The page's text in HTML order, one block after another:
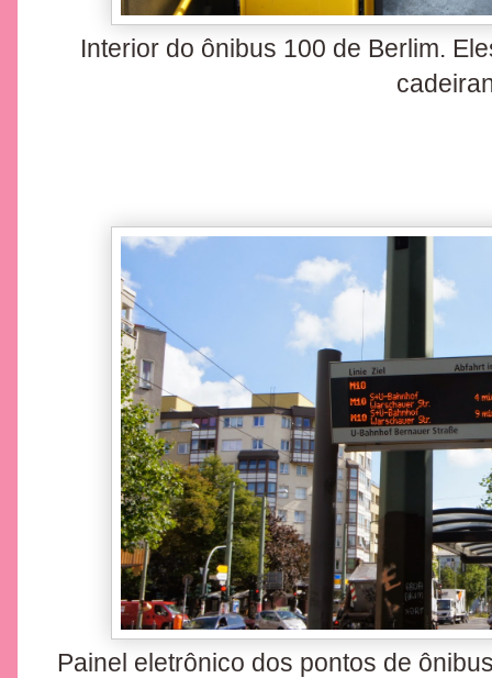
Interior do ônibus 100 de Berlim.
Painel eletrônico dos pontos de